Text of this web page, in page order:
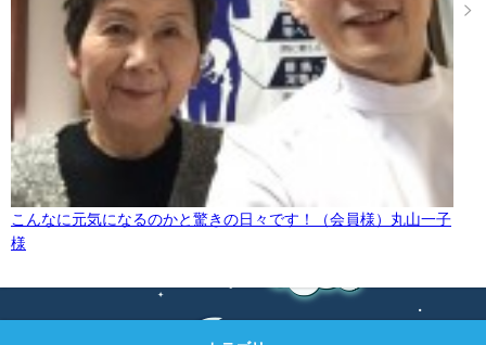
こんなに元気になるのかと驚きの日々です！（会員様）丸山一子
様